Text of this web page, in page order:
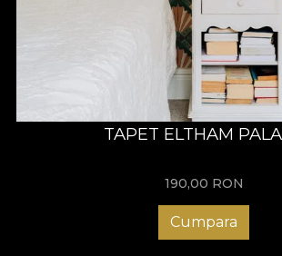
TAPET ELTHAM
190,00 RON
Cumpara